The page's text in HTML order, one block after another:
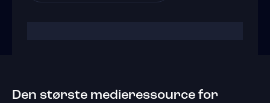
Den største medieressource for